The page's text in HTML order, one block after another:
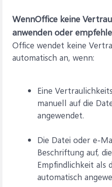
WennOffice keine
anwenden oder
Office wendet keine
automatisch an, wenn:
Eine
manuell auf die
angewendet.
Die Datei oder e-
Beschriftung auf,
Empfindlichkeit als
automatisch